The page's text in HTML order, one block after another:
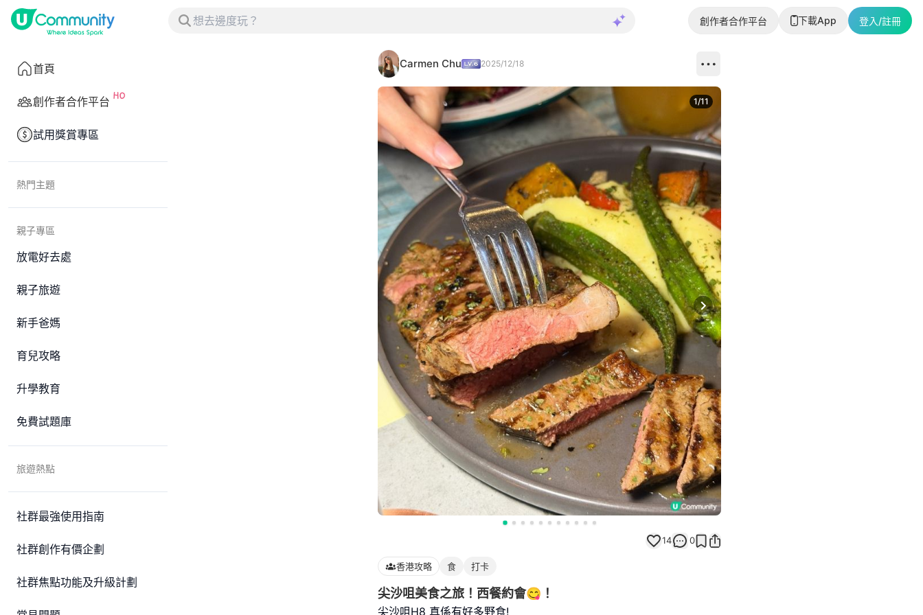
創作者合作平台 下載App 登入/註冊
首頁
創作者合作平台
試用獎賞專區
熱門主題
親子專區
放電好去處
親子旅遊
新手爸媽
育兒攻略
升學教育
免費試題庫
旅遊熱點
社群最強使用指南
社群創作有價企劃
社群焦點功能及升級計劃
Carmen Chu 2025/12/18
Next slide
1/11
14 0
香港攻略 食 打卡
尖沙咀美食之旅！西餐約會😋！
尖沙咀H8 真係有好多野食!